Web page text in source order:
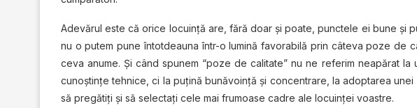
Adevărul este că orice locuinţă are, fără doar şi poate, punctele ei bune şi
nu o putem pune întotdeauna într-o lumină favorabilă prin câteva poze de
ceva anume. Şi când spunem “poze de calitate” nu ne referim neapărat
cunoştinţe tehnice, ci la puţină bunăvoinţă şi concentrare, la adoptarea
să pregătiţi şi să selectaţi cele mai frumoase cadre ale locuinţei voastre.